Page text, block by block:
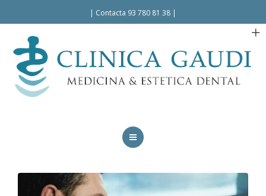
| Contacta 93 780 81 38 |